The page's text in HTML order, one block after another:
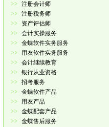
>>
注册会计师
>>
注册税务师
>>
资产评估师
>>
会计实操服务
>>
金蝶软件实务服务
>>
用友软件实务服务
>>
会计继续教育
>>
银行从业资格
>>
招考服务
>>
金蝶软件产品
>>
用友产品
>>
金蝶配套产品
>>
金蝶售后服务